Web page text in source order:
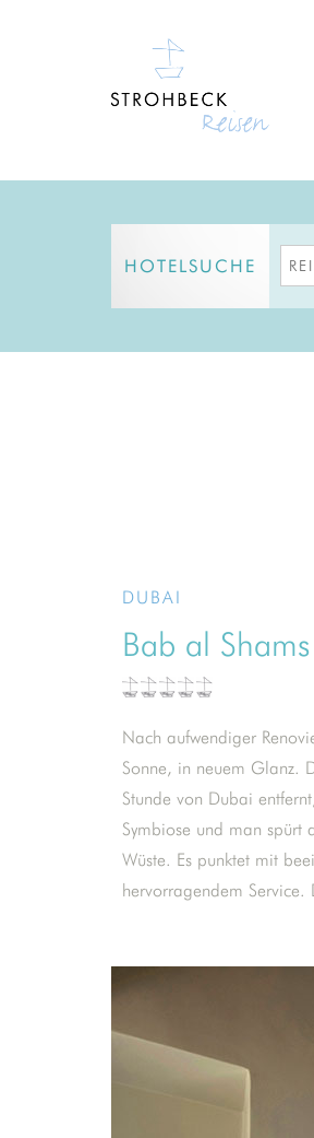
HOTELSUCHE
DUBAI
Bab al Shams
Nach aufwendiger
Sonne, in neuem Glanz.
Stunde von Dubai
Symbiose und man
Wüste. Es punktet mit
hervorragendem
Anlage führen an
angelegten
über die weite
gelten die acht neuen
Dachterrasse, moderner